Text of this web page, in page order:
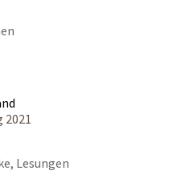
2021
Lesungen